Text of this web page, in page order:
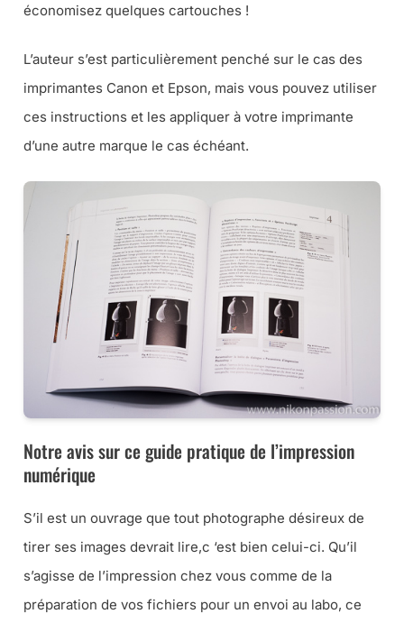
économisez quelques cartouches !
L’auteur s’est particulièrement penché sur le cas des
imprimantes Canon et Epson, mais vous pouvez utiliser
ces instructions et les appliquer à votre imprimante
d’une autre marque le cas échéant.
Notre avis sur ce guide pratique de l’impression
numérique
S’il est un ouvrage que tout photographe désireux de
tirer ses images devrait lire,c ‘est bien celui-ci. Qu’il
s’agisse de l’impression chez vous comme de la
préparation de vos fichiers pour un envoi au labo, ce